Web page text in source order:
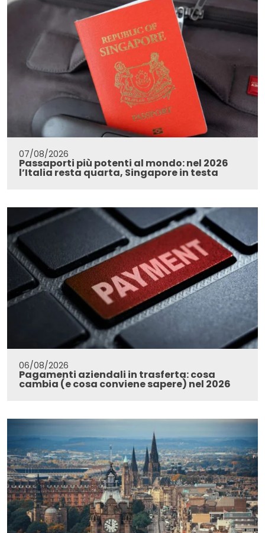
07/08/2026
Passaporti più potenti al mondo: nel 2026
l’Italia resta quarta, Singapore in testa
06/08/2026
Pagamenti aziendali in trasferta: cosa
cambia (e cosa conviene sapere) nel 2026